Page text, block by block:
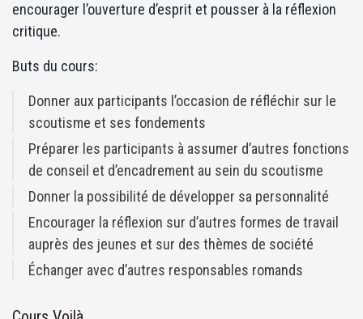
encourager l’ouverture d’esprit et pousser à la réflexion
critique.
Buts du cours:
Donner aux participants l’occasion de réfléchir sur le
scoutisme et ses fondements
Préparer les participants à assumer d’autres fonctions
de conseil et d’encadrement au sein du scoutisme
Donner la possibilité de développer sa personnalité
Encourager la réflexion sur d’autres formes de travail
auprès des jeunes et sur des thèmes de société
Échanger avec d’autres responsables romands